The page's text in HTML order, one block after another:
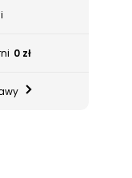
0 zł